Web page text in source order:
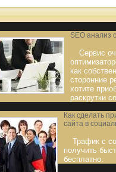
SEO анализ
Сервис
как
сторонние
хотите
раскрутки
Как сделать
сайта в
Трафик с
получить
бесплатно.